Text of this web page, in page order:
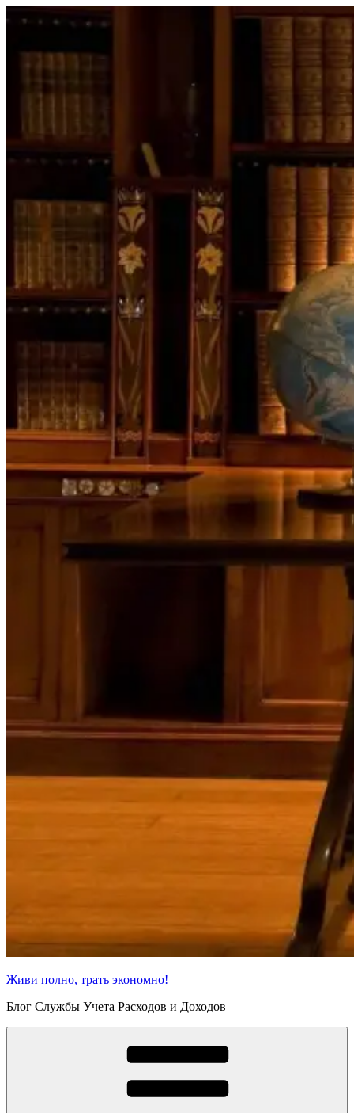
Перейти
Живи полно, трать экономно!
Блог Службы Учета Расходов и Доходов